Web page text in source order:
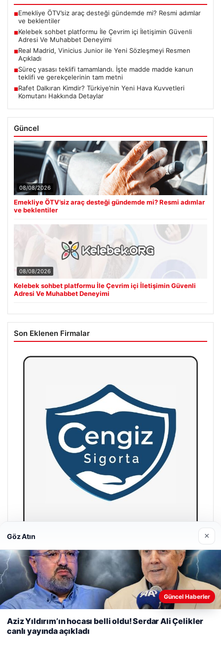
■Emekliye ÖTV’siz araç desteği gündemde mi? Resmi adımlar
ve beklentiler
■Kelebek sohbet platformu İle Çevrim içi İletişimin Güvenli
Adresi Ve Muhabbet Deneyimi
■Real Madrid, Vinicius Junior ile Yeni Sözleşmeyi Resmen
Açıkladı
■Süreç yasası teklifi tamamlandı. İşte madde madde kanun
teklifi ve gerekçelerinin tam metni
■Rafet Dalkıran Kimdir? Türkiye’nin Yeni Hava Kuvvetleri
Komutanı Hakkında Detaylar
Güncel
08/08/2026
Emekliye ÖTV’siz araç desteği gündemde mi? Resmi adımlar
ve beklentiler
08/08/2026
Kelebek sohbet platformu İle Çevrim içi İletişimin Güvenli
Adresi Ve Muhabbet Deneyimi
Son Eklenen Firmalar
Cengiz Sigorta
23/06/2026
Web sitemizi nasıl kullandığınızı daha iyi anlayabilmek,
deneyiminizi kişiselleştirmek ve geliştirmek amacıyla çerezler
kullanıyoruz.
Çerez Politikamız
Reddet Kabul Et
Göz Atın ×
Güncel Haberler
Aziz Yıldırım’ın hocası belli oldu! Serdar Ali Çelikler
canlı yayında açıkladı